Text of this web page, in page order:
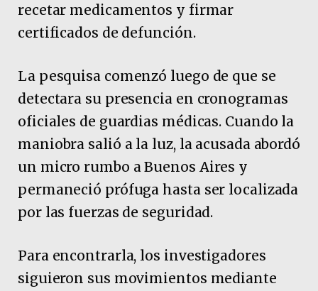
recetar medicamentos y firmar
certificados de defunción.
La pesquisa comenzó luego de que se
detectara su presencia en cronogramas
oficiales de guardias médicas. Cuando la
maniobra salió a la luz, la acusada abordó
un micro rumbo a Buenos Aires y
permaneció prófuga hasta ser localizada
por las fuerzas de seguridad.
Para encontrarla, los investigadores
siguieron sus movimientos mediante